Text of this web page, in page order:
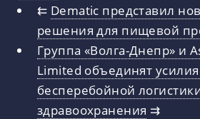
⇇ Dematic представил
решения для пищевой
Группа «Волга-Днепр» и
Limited объединят
бесперебойной
здравоохранения ⇉